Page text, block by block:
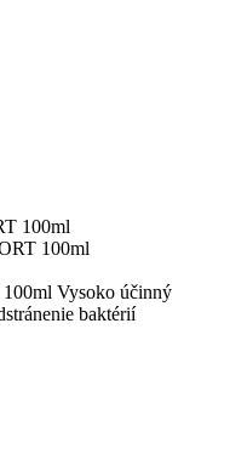
100ml
Vysoko účinný
baktérií